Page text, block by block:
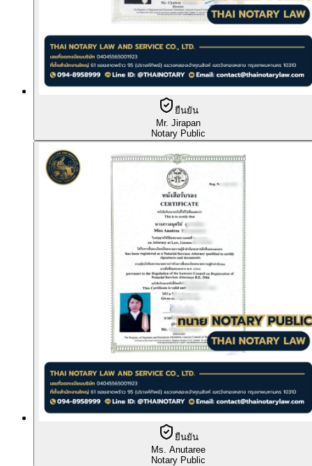
ยืนยัน
Mr. Jirapan
Notary Public
ยืนยัน
Ms. Anutaree
Notary Public